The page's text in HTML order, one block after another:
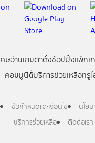
ษอ่านเกมตาตั้งช้อปปิ้งแพ็กเ
คอมมูนิตี้บริการช่วยเหลือทรู
ข้อกำหนดและเงื่อนไข
นโย
บริการช่วยเหลือ
ติดต่อเรา